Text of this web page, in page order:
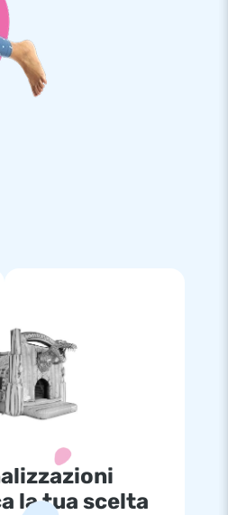
la tua scelta